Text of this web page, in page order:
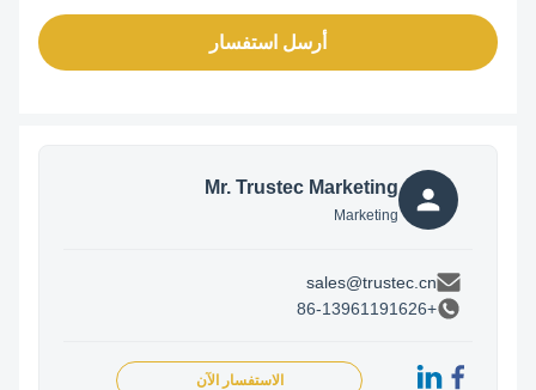
أرسل استفسار
Mr. Trustec Marketing
Marketing
sales@trustec.cn
الاستفسار الآن